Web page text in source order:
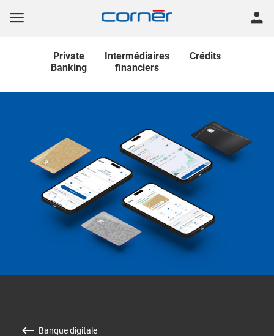
Private
Banking
Intermédiaires
financiers
Crédits
Banque digitale